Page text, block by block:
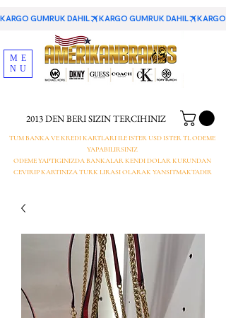
KARGO GUMRUK DAHIL
2013 DEN BERI SIZIN TERCIHINIZ
TUM BANKA VE KREDI KARTLARI ILE ISTER USD ISTER TL ODEME
YAPABILIRSINIZ
ODEME YAPTIGINIZDA BANKALAR KENDI DOLAR KURUNDAN
CEVIRIP KARTINIZA TURK LIRASI OLARAK YANSITMAKTADIR
ME
NU